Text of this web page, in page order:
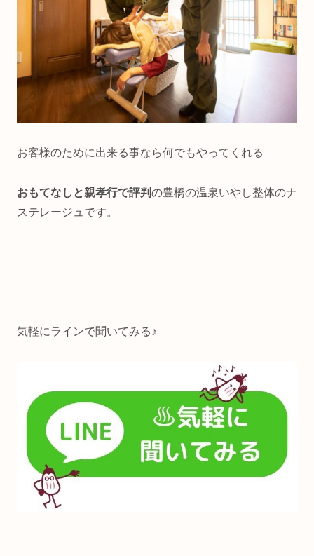
お客様のために出来る事なら何でもやってくれる
おもてなしと親孝行で評判の豊橋の温泉いやし整体のナ
ステレージュです。
気軽にラインで聞いてみる♪